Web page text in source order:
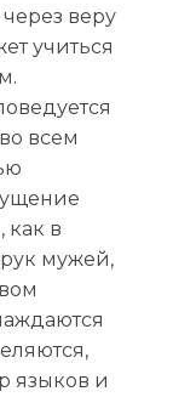
веру
учиться
всем
как в
мужей,
языков и